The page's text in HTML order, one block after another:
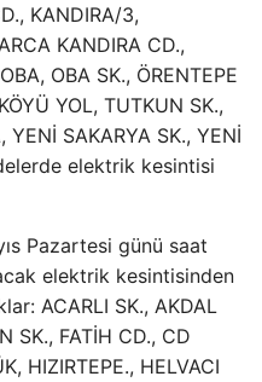
KANDIRA/3,
KANDIRA CD.,
OBA SK., ÖRENTEPE
YOL, TUTKUN SK.,
YENİ SAKARYA SK., YENİ
elektrik kesintisi
Pazartesi günü saat
elektrik kesintisinden
ACARLI SK., AKDAL
SK., FATİH CD., CD
HIZIRTEPE., HELVACI